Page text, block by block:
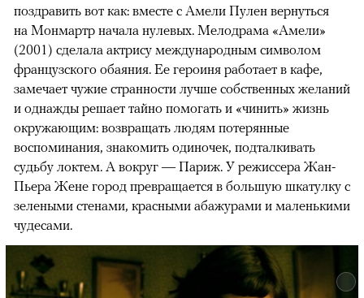
поздравить вот как: вместе с Амели Пулен вернуться
на Монмартр начала нулевых. Мелодрама «Амели»
(2001) сделала актрису международным символом
французского обаяния. Ее героиня работает в кафе,
замечает чужие странности лучше собственных желаний
и однажды решает тайно помогать и «чинить» жизнь
окружающим: возвращать людям потерянные
воспоминания, знакомить одиночек, подталкивать
судьбу локтем. А вокруг — Париж. У режиссера Жан-
Пьера Жене город превращается в большую шкатулку с
зелеными стенами, красными абажурами и маленькими
чудесами.